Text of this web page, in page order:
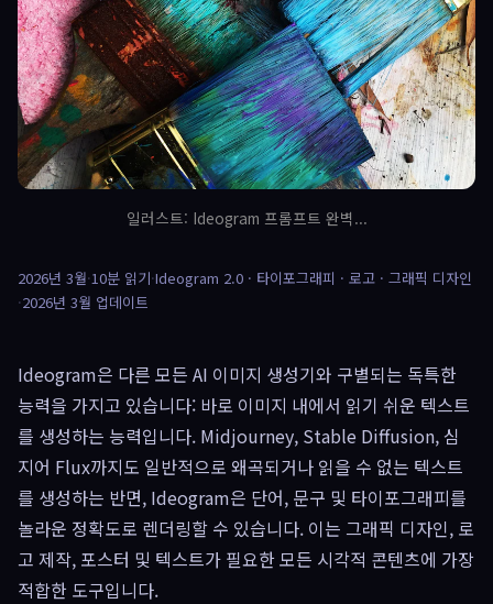
일러스트: Ideogram 프롬프트 완벽...
2026년 3월·10분 읽기·Ideogram 2.0 · 타이포그래피 · 로고 · 그래픽 디자인
·2026년 3월 업데이트
Ideogram은 다른 모든 AI 이미지 생성기와 구별되는 독특한
능력을 가지고 있습니다: 바로 이미지 내에서 읽기 쉬운 텍스트
를 생성하는 능력입니다. Midjourney, Stable Diffusion, 심
지어 Flux까지도 일반적으로 왜곡되거나 읽을 수 없는 텍스트
를 생성하는 반면, Ideogram은 단어, 문구 및 타이포그래피를
놀라운 정확도로 렌더링할 수 있습니다. 이는 그래픽 디자인, 로
고 제작, 포스터 및 텍스트가 필요한 모든 시각적 콘텐츠에 가장
적합한 도구입니다.